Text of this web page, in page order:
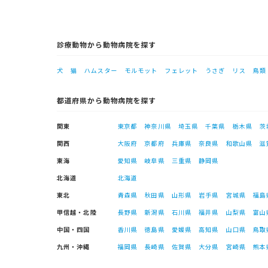
診療動物から動物病院を探す
犬 猫 ハムスター モルモット フェレット うさぎ リス 鳥類
都道府県から動物病院を探す
関東 東京都 神奈川県 埼玉県 千葉県 栃木県 茨
関西
大阪府 京都府 兵庫県 奈良県 和歌山県
滋
東海
愛知県 岐阜県 三重県
静岡県
北海道
北海道
東北
青森県 秋田県 山形県 岩手県 宮城県
福島
甲信越・北陸
長野県 新潟県 石川県 福井県 山梨県
富山
中国・四国
香川県 徳島県 愛媛県 高知県 山口県 鳥取
九州・沖縄
福岡県 長崎県 佐賀県 大分県 宮崎県 熊本